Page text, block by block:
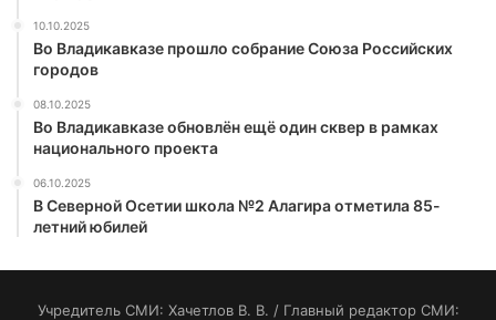
10.10.2025
Во Владикавказе прошло собрание Союза Российских
городов
08.10.2025
Во Владикавказе обновлён ещё один сквер в рамках
национального проекта
06.10.2025
В Северной Осетии школа №2 Алагира отметила 85-
летний юбилей
Учредитель СМИ: Хaчeтлoв B. B. / Главный редактор СМИ: